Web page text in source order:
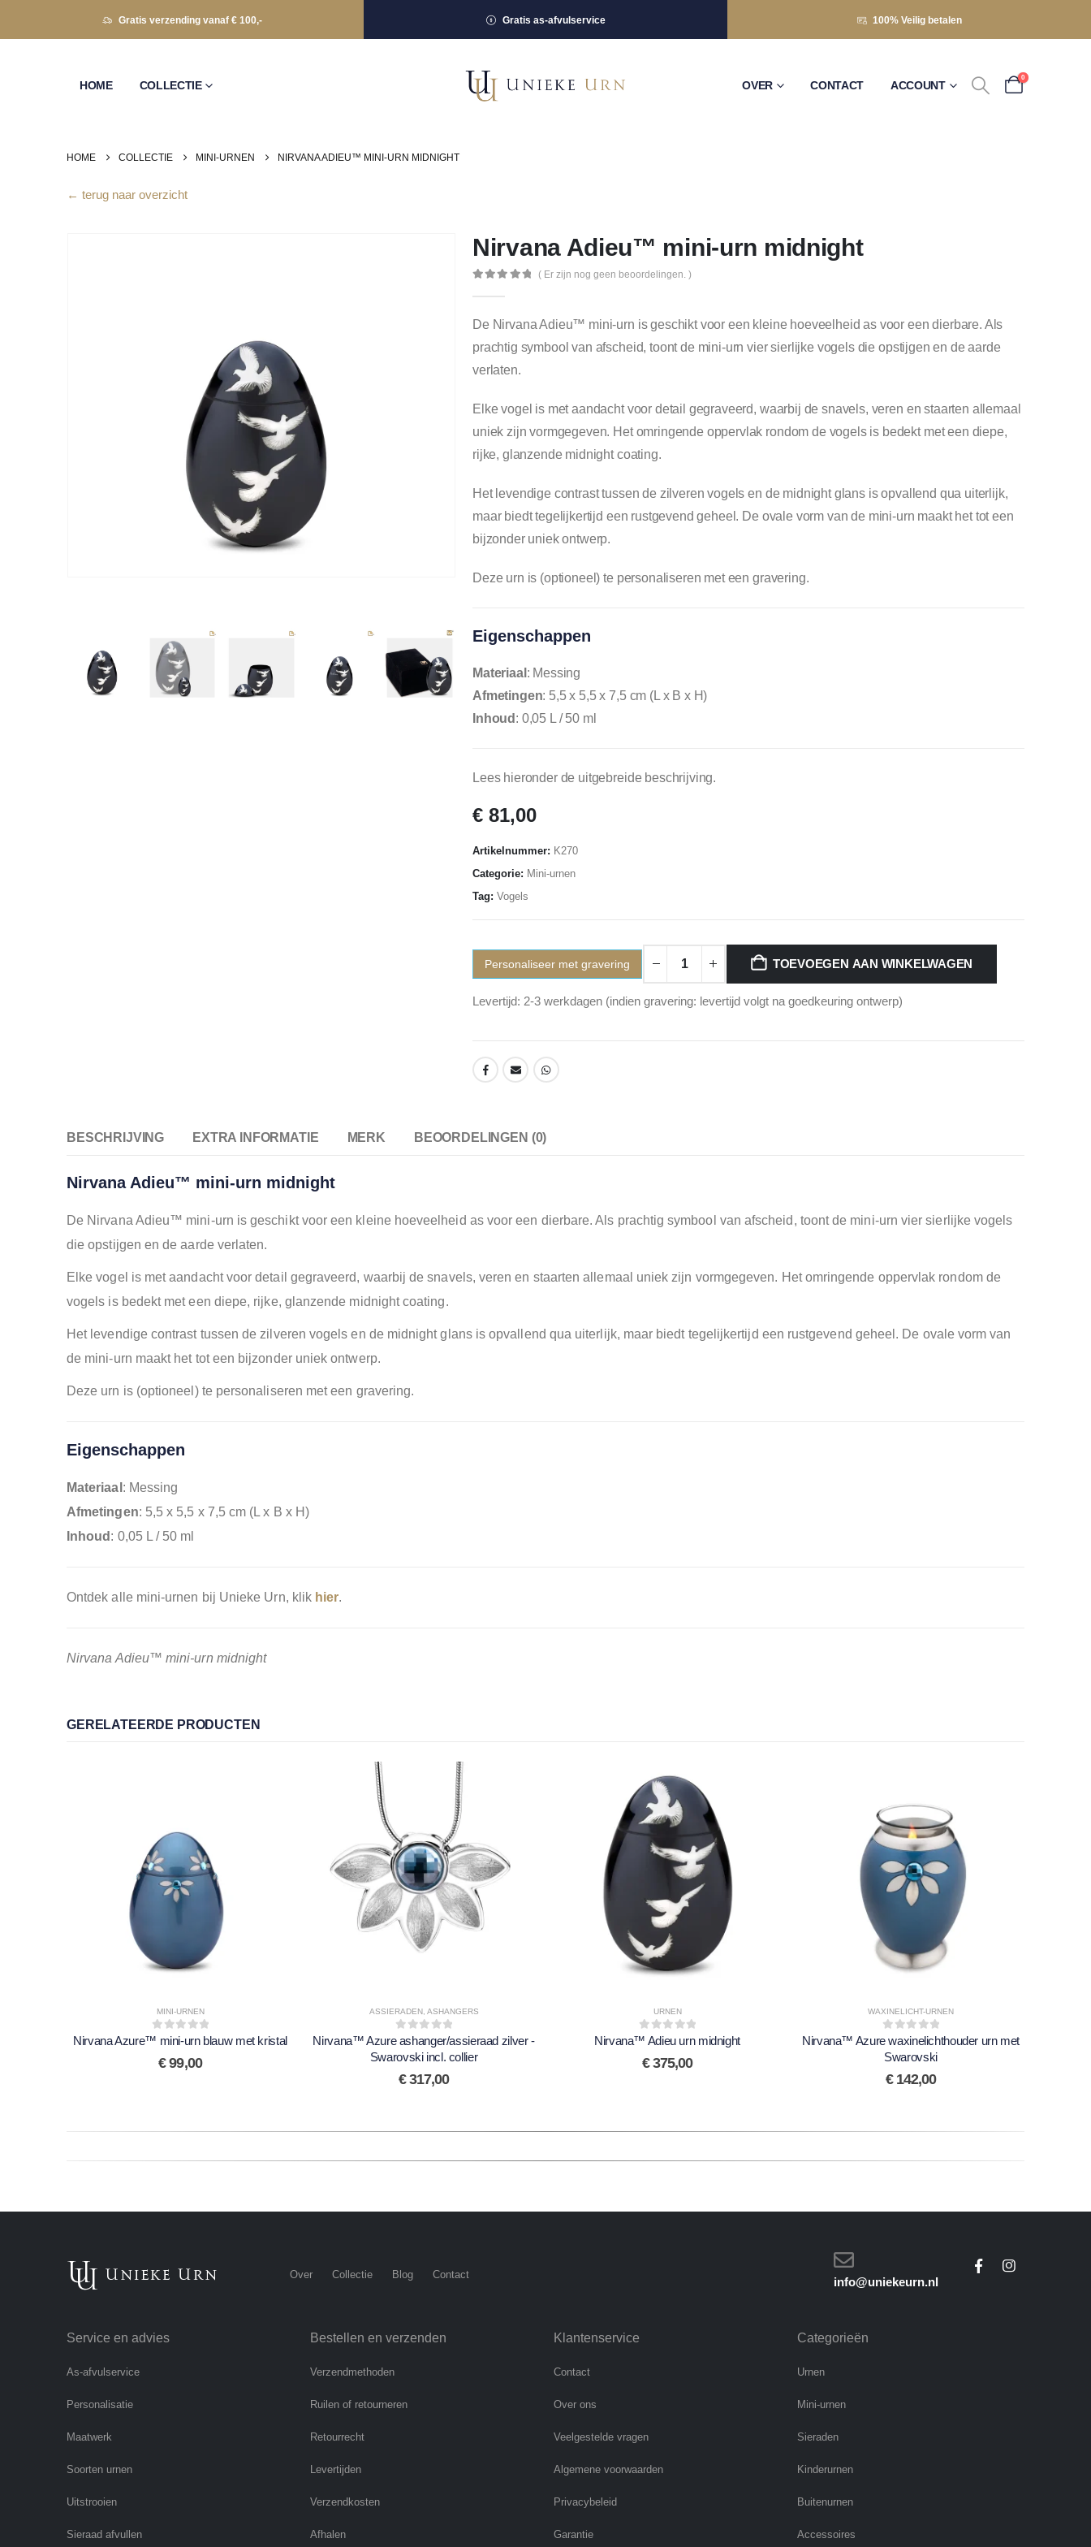
Gratis verzending vanaf € 100,- Gratis as-afvulservice 100% Veilig betalen
HOME COLLECTIE OVER CONTACT ACCOUNT
0
HOME COLLECTIE MINI-URNEN NIRVANA ADIEU™ MINI-URN MIDNIGHT
← terug naar overzicht
Nirvana Adieu™ mini-urn midnight
( Er zijn nog geen beoordelingen. )
De Nirvana Adieu™ mini-urn is geschikt voor een kleine hoeveelheid as voor een dierbare. Als
prachtig symbool van afscheid, toont de mini-urn vier sierlijke vogels die opstijgen en de aarde
verlaten.
Elke vogel is met aandacht voor detail gegraveerd, waarbij de snavels, veren en staarten allemaal
uniek zijn vormgegeven. Het omringende oppervlak rondom de vogels is bedekt met een diepe,
rijke, glanzende midnight coating.
Het levendige contrast tussen de zilveren vogels en de midnight glans is opvallend qua uiterlijk,
maar biedt tegelijkertijd een rustgevend geheel. De ovale vorm van de mini-urn maakt het tot een
bijzonder uniek ontwerp.
Deze urn is (optioneel) te personaliseren met een gravering.
Eigenschappen
Materiaal : Messing
Afmetingen: 5,5 x 5,5 x 7,5 cm (L x B x H)
Inhoud : 0,05 L / 50 ml
Lees hieronder de uitgebreide beschrijving.
€ 81,00
Artikelnummer: K270
Categorie: Mini-urnen
Tag: Vogels
Personaliseer met gravering TOEVOEGEN AAN WINKELWAGEN
Levertijd: 2-3 werkdagen (indien gravering: levertijd volgt na goedkeuring ontwerp)
BESCHRIJVING EXTRA INFORMATIE MERK BEOORDELINGEN (0)
Nirvana Adieu™ mini-urn midnight
De Nirvana Adieu™ mini-urn is geschikt voor een kleine hoeveelheid as voor een dierbare. Als prachtig symbool van afscheid, toont de mini-urn vier sierlijke vogels
die opstijgen en de aarde verlaten.
Elke vogel is met aandacht voor detail gegraveerd, waarbij de snavels, veren en staarten allemaal uniek zijn vormgegeven. Het omringende oppervlak rondom de
vogels is bedekt met een diepe, rijke, glanzende midnight coating.
Het levendige contrast tussen de zilveren vogels en de midnight glans is opvallend qua uiterlijk, maar biedt tegelijkertijd een rustgevend geheel. De ovale vorm van
de mini-urn maakt het tot een bijzonder uniek ontwerp.
Deze urn is (optioneel) te personaliseren met een gravering.
Eigenschappen
Materiaal : Messing
Afmetingen: 5,5 x 5,5 x 7,5 cm (L x B x H)
Inhoud : 0,05 L / 50 ml
Ontdek alle mini-urnen bij Unieke Urn, klik hier.
Nirvana Adieu™ mini-urn midnight
GERELATEERDE PRODUCTEN
MINI-URNEN
0 out of 5
Nirvana Azure™ mini-urn blauw met kristal
€99,00
ASSIERADEN, ASHANGERS
0out of 5
Nirvana™ Azure ashanger/assieraad zilver -
Swarovski incl. collier
€317,00
URNEN
0out of 5
Nirvana™ Adieu urn midnight
€375,00
WAXINELICHT-URNEN
0 out of 5
Nirvana™ Azure waxinelichthouder urn met
Swarovski
€142,00
Over Collectie Blog Contact
info@uniekeurn.nl
Service en advies
As-afvulservice
Personalisatie
Maatwerk
Soorten urnen
Uitstrooien
Sieraad afvullen
Bestellen en verzenden
Verzendmethoden
Ruilen of retourneren
Retourrecht
Levertijden
Verzendkosten
Afhalen
Klantenservice
Contact
Over ons
Veelgestelde vragen
Algemene voorwaarden
Privacybeleid
Garantie
Categorieën
Urnen
Mini-urnen
Sieraden
Kinderurnen
Buitenurnen
Accessoires